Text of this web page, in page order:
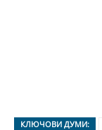
КЛЮЧОВИ ДУМИ: